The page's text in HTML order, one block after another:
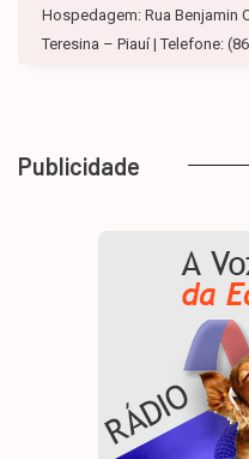
Hospedagem: Rua Benjamin
Teresina – Piauí | Telefone:
Publicidade